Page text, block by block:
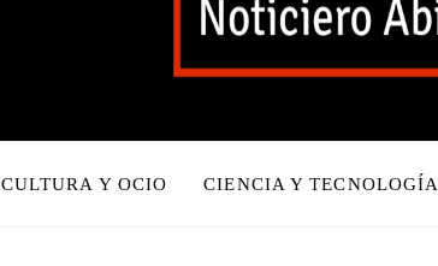
CULTURA Y OCIO CIENCIA Y TECNOLOGÍA